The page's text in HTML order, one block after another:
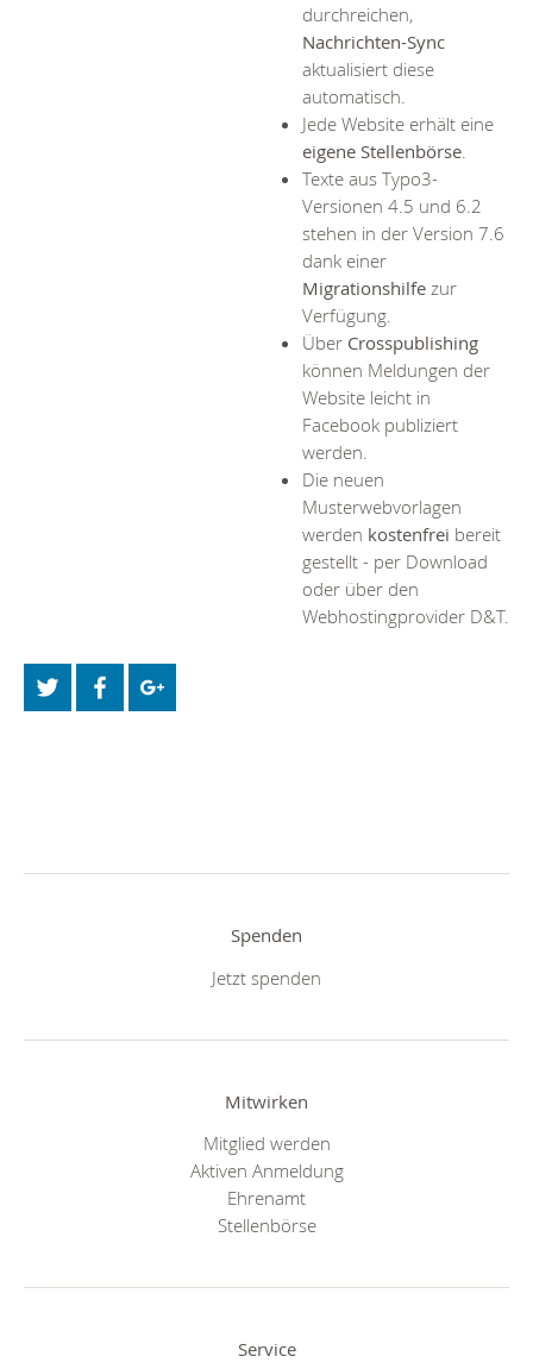
durchreichen,
Nachrichten-Sync
aktualisiert diese
automatisch.
Jede Website erhält eine
eigene Stellenbörse.
Texte aus Typo3-
Versionen 4.5 und 6.2
stehen in der Version 7.6
dank einer
Migrationshilfe zur
Verfügung.
Über Crosspublishing
können Meldungen der
Website leicht in
Facebook publiziert
werden.
Die neuen
Musterwebvorlagen
werden kostenfrei bereit
gestellt - per Download
oder über den
Webhostingprovider D&T.
Spenden
Jetzt spenden
Mitwirken
Mitglied werden
Aktiven Anmeldung
Ehrenamt
Stellenbörse
Service